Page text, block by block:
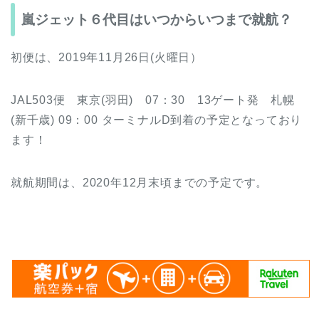
嵐ジェット６代目はいつからいつまで就航？
初便は、2019年11月26日(火曜日）
JAL503便 東京(羽田) 07：30 13ゲート発 札幌
(新千歳) 09：00 ターミナルD到着の予定となっており
ます！
就航期間は、2020年12月末頃までの予定です。